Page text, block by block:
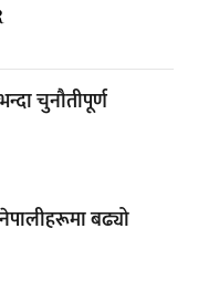
चुनौतीपूर्ण
बढ्यो